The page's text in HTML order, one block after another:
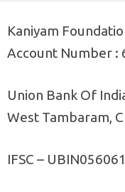
Kaniyam
Account Number :
Union Bank Of
West Tambaram,
IFSC –